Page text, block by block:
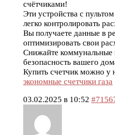
счётчиками!
Эти устройства с
легко контролировать
Вы получаете данные в
оптимизировать свои
Снижайте коммунальные
безопасность вашего
Купить счетчик можно у
экономные счетчики газа
03.02.2025 в 10:52